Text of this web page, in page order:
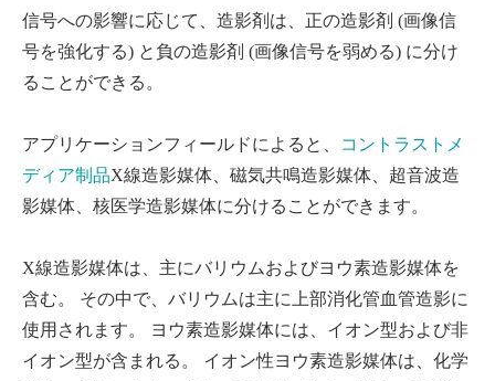
信号への影響に応じて、造影剤は、正の造影剤 (画像信
号を強化する) と負の造影剤 (画像信号を弱める) に分け
ることができる。
アプリケーションフィールドによると、
コントラストメ
ディア制品X線造影媒体、磁気共鳴造影媒体、超音波造
影媒体、核医学造影媒体に分けることができます。
X線造影媒体は、主にバリウムおよびヨウ素造影媒体を
含む。 その中で、バリウムは主に上部消化管血管造影に
使用されます。 ヨウ素造影媒体には、イオン型および非
イオン型が含まれる。 イオン性ヨウ素造影媒体は、化学